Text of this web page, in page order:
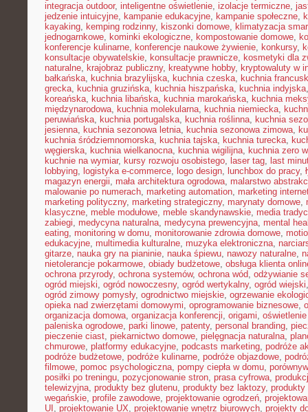
integracja outdoor, inteligentne oświetlenie, izolacje termiczne,
jedzenie intuicyjne, kampanie edukacyjne, kampanie społeczne,
kayaking, kemping rodzinny, kiszonki domowe, klimatyzacja
jednogarnkowe, kominki ekologiczne, kompostowanie domowe,
konferencje kulinarne, konferencje naukowe żywienie, konkursy,
konsultacje obywatelskie, konsultacje prawnicze, kosmetyki dla
naturalne, krajobraz publiczny, kreatywne hobby, kryptowaluty w
bałkańska, kuchnia brazylijska, kuchnia czeska, kuchnia
grecka, kuchnia gruzińska, kuchnia hiszpańska, kuchnia indyjska
koreańska, kuchnia libańska, kuchnia marokańska, kuchnia
międzynarodowa, kuchnia molekularna, kuchnia niemiecka,
peruwiańska, kuchnia portugalska, kuchnia roślinna, kuchnia
jesienna, kuchnia sezonowa letnia, kuchnia sezonowa zimowa,
kuchnia śródziemnomorska, kuchnia tajska, kuchnia turecka,
węgierska, kuchnia wielkanocna, kuchnia wigilijna, kuchnia zero
kuchnie na wymiar, kursy rozwoju osobistego, laser tag, last
lobbying, logistyka e-commerce, logo design, lunchbox do pracy,
magazyn energii, mała architektura ogrodowa, malarstwo
malowanie po numerach, marketing automation, marketing
marketing polityczny, marketing strategiczny, marynaty domowe,
klasyczne, meble modułowe, meble skandynawskie, media
zabiegi, medycyna naturalna, medycyna prewencyjna, mental
eating, monitoring w domu, monitorowanie zdrowia domowe,
edukacyjne, multimedia kulturalne, muzyka elektroniczna,
gitarze, nauka gry na pianinie, nauka śpiewu, nawozy naturalne,
nietolerancje pokarmowe, obiady budżetowe, obsługa klienta
ochrona przyrody, ochrona systemów, ochrona wód, odżywianie
ogród miejski, ogród nowoczesny, ogród wertykalny, ogród wiejski
ogród zimowy pomysły, ogrodnictwo miejskie, ogrzewanie
opieka nad zwierzętami domowymi, oprogramowanie biznesowe,
organizacja domowa, organizacja konferencji, origami,
paleniska ogrodowe, parki linowe, patenty, personal branding,
pieczenie ciast, piekarnictwo domowe, pielęgnacja naturalna,
chmurowe, platformy edukacyjne, podcasts marketing, podróże
podróże budżetowe, podróże kulinarne, podróże objazdowe,
filmowe, pomoc psychologiczna, pompy ciepła w domu,
posiłki po treningu, pozycjonowanie stron, prasa cyfrowa,
telewizyjna, produkty bez glutenu, produkty bez laktozy, produkty
wegańskie, profile zawodowe, projektowanie ogrodzeń,
UI , projektowanie UX, projektowanie wnętrz biurowych, projekty